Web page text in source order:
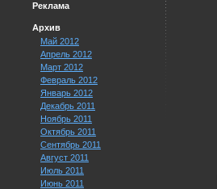
Реклама
Архив
Май 2012
Апрель 2012
Март 2012
Февраль 2012
Январь 2012
Декабрь 2011
Ноябрь 2011
Октябрь 2011
Сентябрь 2011
Август 2011
Июль 2011
Июнь 2011